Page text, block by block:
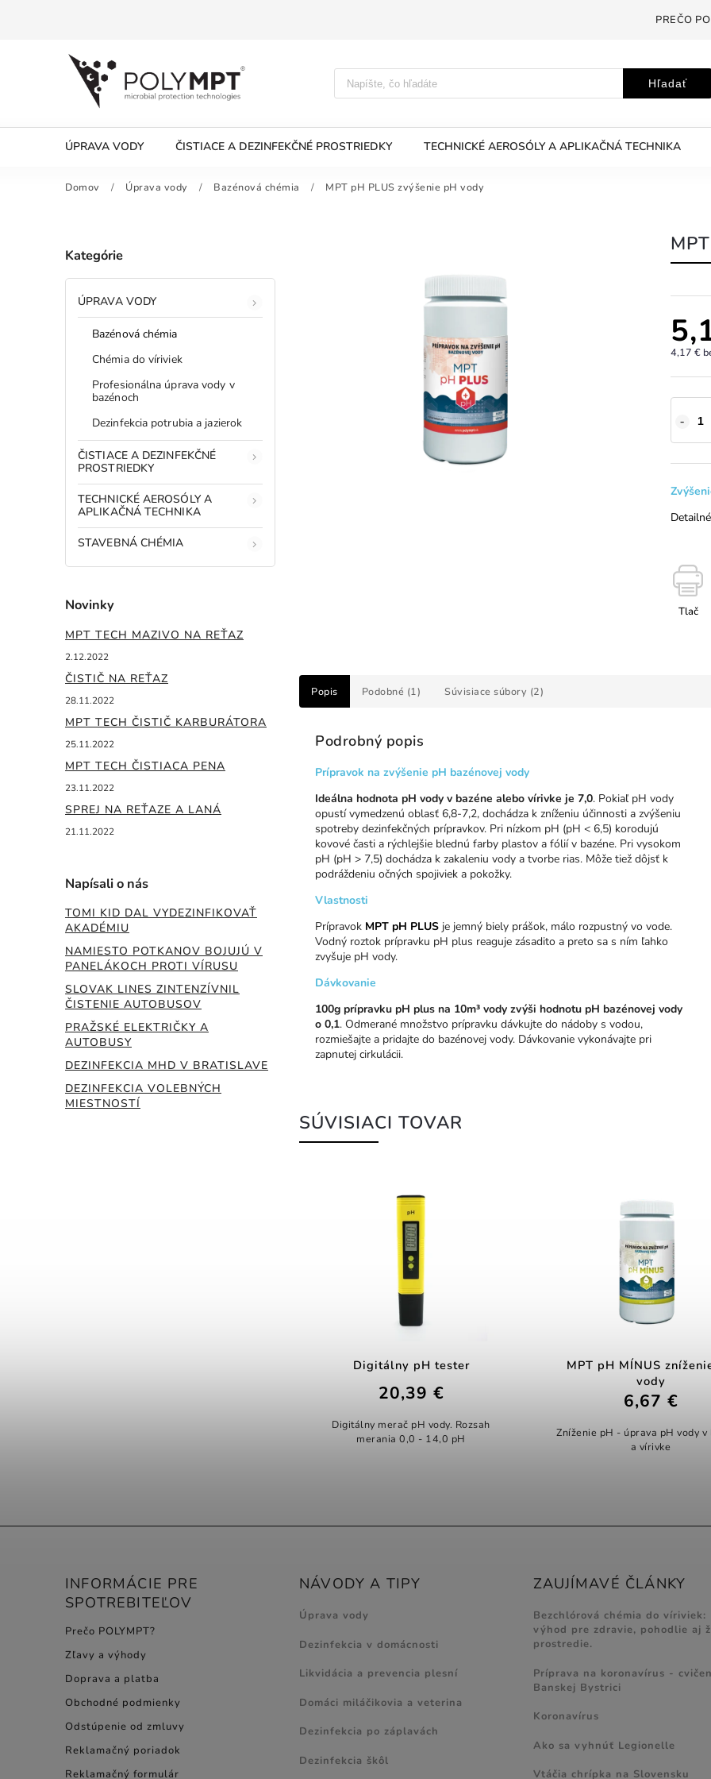
PREČO
Hľadať
ÚPRAVA VODY ČISTIACE A DEZINFEKČNÉ PROSTRIEDKY TECHNICKÉ AEROSÓLY A APLIKAČNÁ TECHNIKA
Domov / Úprava vody / Bazénová chémia / MPT pH PLUS zvýšenie pH vody
Kategórie
ÚPRAVA VODY
Bazénová chémia
Chémia do víriviek
Profesionálna úprava vody v
bazénoch
Dezinfekcia potrubia a jazierok
ČISTIACE A DEZINFEKČNÉ
PROSTRIEDKY
TECHNICKÉ AEROSÓLY A
APLIKAČNÁ TECHNIKA
STAVEBNÁ CHÉMIA
Novinky
MPT TECH MAZIVO NA REŤAZ
2.12.2022
ČISTIČ NA REŤAZ
28.11.2022
MPT TECH ČISTIČ KARBURÁTORA
25.11.2022
MPT TECH ČISTIACA PENA
23.11.2022
SPREJ NA REŤAZE A LANÁ
21.11.2022
Napísali o nás
TOMI KID DAL VYDEZINFIKOVAŤ
AKADÉMIU
NAMIESTO POTKANOV BOJUJÚ V
PANELÁKOCH PROTI VÍRUSU
SLOVAK LINES ZINTENZÍVNIL
ČISTENIE AUTOBUSOV
PRAŽSKÉ ELEKTRIČKY A
AUTOBUSY
DEZINFEKCIA MHD V BRATISLAVE
DEZINFEKCIA VOLEBNÝCH
MIESTNOSTÍ
4,17 €
Tlač
Popis Podobné (1) Súvisiace súbory (2)
Podrobný popis
Prípravok na zvýšenie pH bazénovej vody
Ideálna hodnota pH vody v bazéne alebo vírivke je 7,0. Pokiaľ pH vody
opustí vymedzenú oblasť 6,8-7,2, dochádza k zníženiu účinnosti a zvýšeniu
spotreby dezinfekčných prípravkov. Pri nízkom pH (pH < 6,5) korodujú
kovové časti a rýchlejšie blednú farby plastov a fólií v bazéne. Pri vysokom
pH (pH > 7,5) dochádza k zakaleniu vody a tvorbe rias. Môže tiež dôjsť k
podráždeniu očných spojiviek a pokožky.
Vlastnosti
Prípravok MPT pH PLUS je jemný biely prášok, málo rozpustný vo vode.
Vodný roztok prípravku pH plus reaguje zásadito a preto sa s ním ľahko
zvyšuje pH vody.
Dávkovanie
100g prípravku pH plus na 10m³ vody zvýši hodnotu pH bazénovej vody
o 0,1. Odmerané množstvo prípravku dávkujte do nádoby s vodou,
rozmiešajte a pridajte do bazénovej vody. Dávkovanie vykonávajte pri
zapnutej cirkulácii.
SÚVISIACI TOVAR
Digitálny pH tester
20,39 €
Digitálny merač pH vody. Rozsah
merania 0,0 - 14,0 pH
MPT pH MÍNUS
vody
6,67 €
Zníženie pH - úprava pH vody v
a vírivke
INFORMÁCIE PRE
SPOTREBITEĽOV
Prečo POLYMPT?
Zľavy a výhody
Doprava a platba
Obchodné podmienky
Odstúpenie od zmluvy
Reklamačný poriadok
Reklamačný formulár
NÁVODY A TIPY
Úprava vody
Dezinfekcia v domácnosti
Likvidácia a prevencia plesní
Domáci miláčikovia a veterina
Dezinfekcia po záplavách
Dezinfekcia škôl
ZAUJÍMAVÉ ČLÁNKY
Bezchlórová chémia do víriviek:
výhod pre zdravie, pohodlie aj
prostredie.
Príprava na koronavírus -
Banskej Bystrici
Koronavírus
Ako sa vyhnúť Legionelle
Vtáčia chrípka na Slovensku